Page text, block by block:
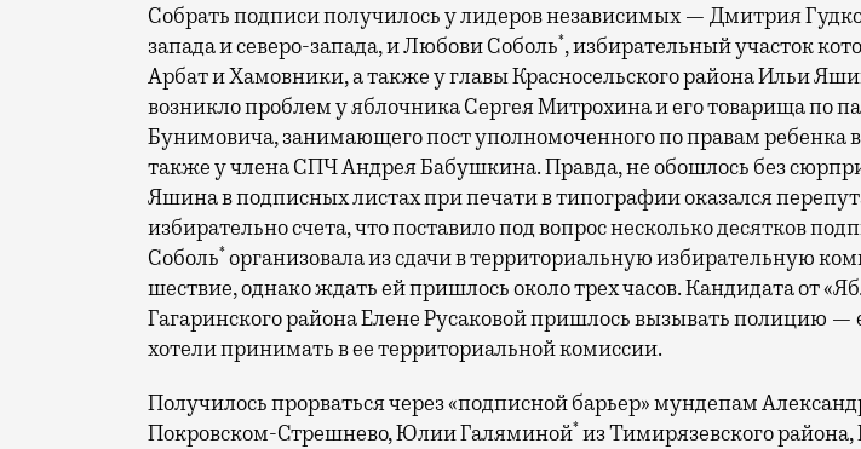
Собрать подписи получилось у лидеров независимых — Дмитрия
запада и северо-запада, и Любови Соболь*, избирательный участок
Арбат и Хамовники, а также у главы Красносельского района Ильи
возникло проблем у яблочника Сергея Митрохина и его товарища по
Бунимовича, занимающего пост уполномоченного по правам ребенка
также у члена СПЧ Андрея Бабушкина. Правда, не обошлось без
Яшина в подписных листах при печати в типографии оказался
избирательно счета, что поставило под вопрос несколько десятков
Соболь*организовала из сдачи в территориальную избирательную
шествие, однако ждать ей пришлось около трех часов. Кандидата от
Гагаринского района Елене Русаковой пришлось вызывать полицию —
хотели принимать в ее территориальной комиссии.
Получилось прорваться через «подписной барьер» мундепам
Покровском-Стрешнево, Юлии Галяминой*из Тимирязевского